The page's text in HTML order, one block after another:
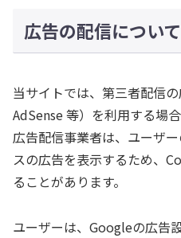
広告の配信について
当サイトでは、第三者配信
AdSense 等）を利用する場合
広告配信事業者は、ユーザ
スの広告を表示するため、
ることがあります。
ユーザーは、Googleの広告